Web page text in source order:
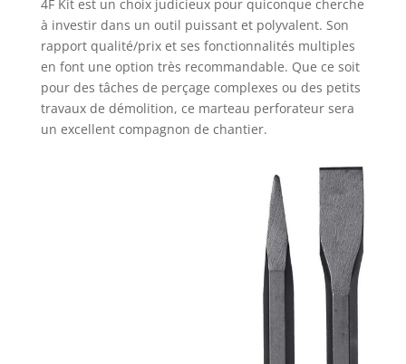
4F Kit est un choix judicieux pour quiconque cherche
à investir dans un outil puissant et polyvalent. Son
rapport qualité/prix et ses fonctionnalités multiples
en font une option très recommandable. Que ce soit
pour des tâches de perçage complexes ou des petits
travaux de démolition, ce marteau perforateur sera
un excellent compagnon de chantier.